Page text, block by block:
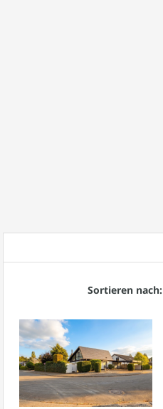
Sortieren nach: